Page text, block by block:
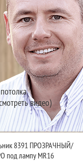
видео)
8391 ПРОЗРАЧНЫЙ/
под лампу MR16